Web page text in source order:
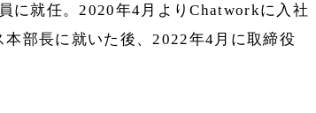
に就任。2020年4月よりChatworkに入社
部長に就いた後、2022年4月に取締役